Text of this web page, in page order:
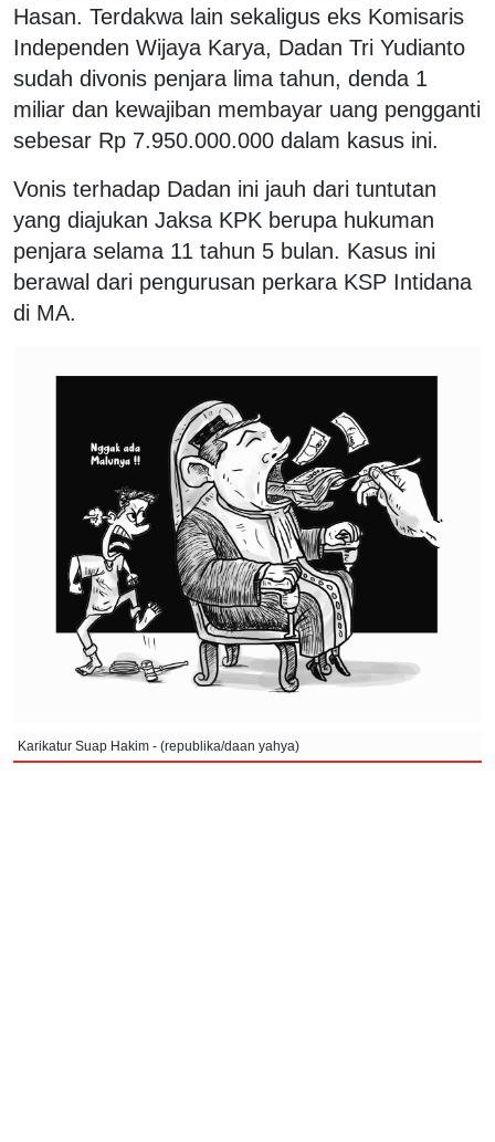
Hasan. Terdakwa lain sekaligus eks Komisaris
Independen Wijaya Karya, Dadan Tri Yudianto
sudah divonis penjara lima tahun, denda 1
miliar dan kewajiban membayar uang pengganti
sebesar Rp 7.950.000.000 dalam kasus ini.
Vonis terhadap Dadan ini jauh dari tuntutan
yang diajukan Jaksa KPK berupa hukuman
penjara selama 11 tahun 5 bulan. Kasus ini
berawal dari pengurusan perkara KSP Intidana
di MA.
Karikatur Suap Hakim - (republika/daan yahya)